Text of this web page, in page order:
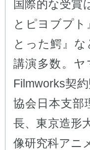
国際的な受賞
とピヨブプ
とった鰐』
講演多数。
Filmworks契
協会日本支部
長、東京造形
像研究科アニ